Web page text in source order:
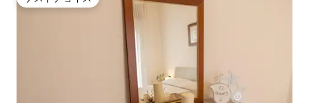
ゲストチョイス